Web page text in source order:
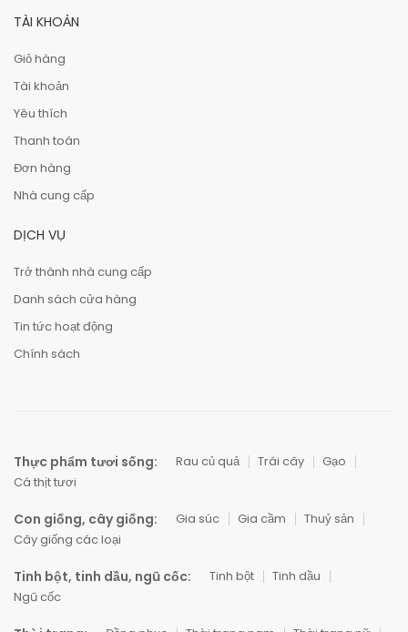
TÀI KHOẢN
Giỏ hàng
Tài khoản
Yêu thích
Thanh toán
Đơn hàng
Nhà cung cấp
DỊCH VỤ
Trở thành nhà cung cấp
Danh sách cửa hàng
Tin tức hoạt động
Chính sách
Thực phẩm tươi sống: Rau củ quả Trái cây
Gạo
Cá thịt tươi
Con giống, cây giống: Gia súc Gia cầm
Thuỷ sản
Cây giống các loại
Tinh bột, tinh dầu, ngũ cốc: Tinh bột
Tinh dầu
Ngũ cốc